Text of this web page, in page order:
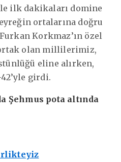
ilk dakikaları domine
ortalarına doğru
Korkmaz’ın özel
olan millilerimiz,
eline alırken,
girdi.
Şehmus pota altında